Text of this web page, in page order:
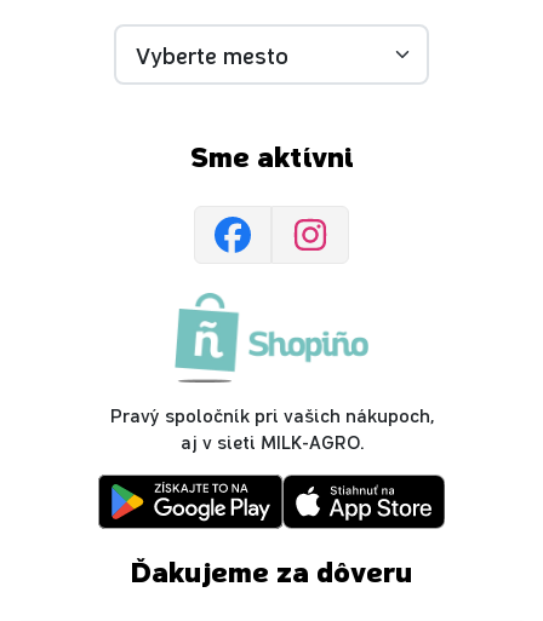
Sme aktívni
Pravý spoločník pri vašich nákupoch,
aj v sieti MILK-AGRO.
Ďakujeme za dôveru